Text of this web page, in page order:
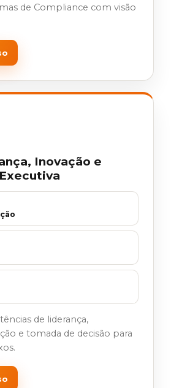
de Compliance com visão
Inovação e
de liderança,
e tomada de decisão para